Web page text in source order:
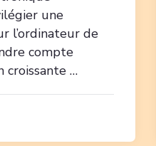
une
l’ordinateur de
compte
croissante …